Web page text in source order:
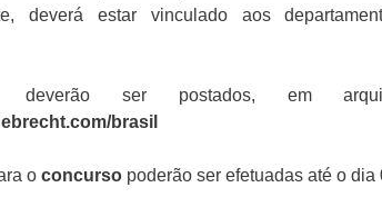
deverá estar vinculado aos
deverão ser postados, em
brasil
o concurso poderão ser efetuadas até o